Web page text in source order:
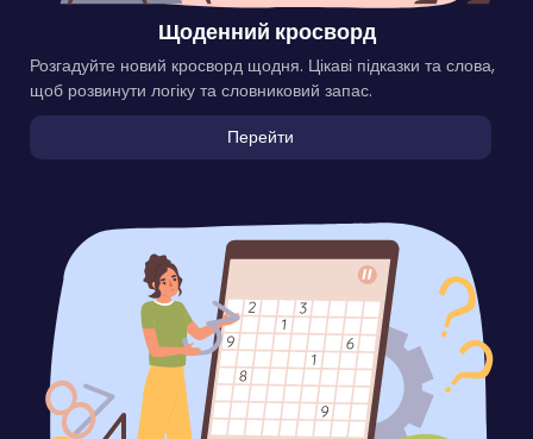
Щоденний кросворд
Розгадуйте новий кросворд щодня. Цікаві підказки та слова,
щоб розвинути логіку та словниковий запас.
Перейти